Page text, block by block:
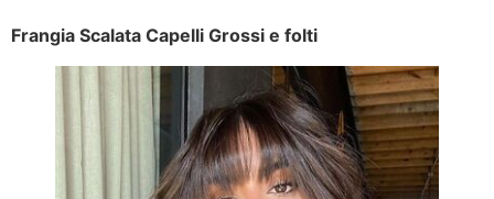
Frangia Scalata Capelli Grossi e folti